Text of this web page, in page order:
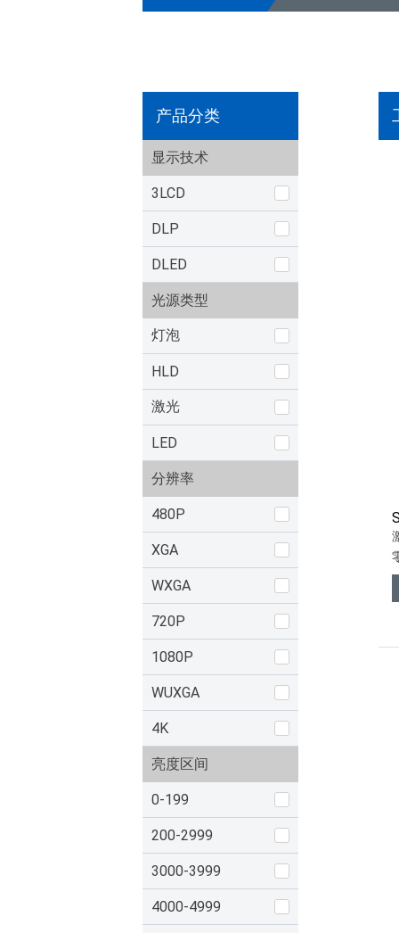
产品分类
显示技术
3LCD
DLP
DLED
光源类型
灯泡
HLD
激光
LED
分辨率
480P
XGA
WXGA
720P
1080P
WUXGA
4K
亮度区间
0-199
200-2999
3000-3999
4000-4999